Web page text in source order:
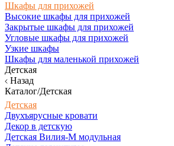
Шкафы для прихожей
Высокие шкафы для прихожей
Закрытые шкафы для прихожей
Угловые шкафы для прихожей
Узкие шкафы
Шкафы для маленькой прихожей
Детская
Назад
Каталог/Детская
Детская
Двухъярусные кровати
Декор в детскую
Детская Вилия-М модульная